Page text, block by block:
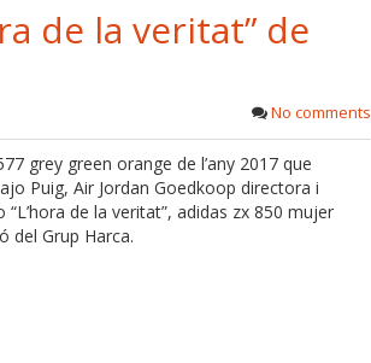
de la veritat” de
No comments
grey green orange de l’any 2017 que
Puig, Air Jordan Goedkoop directora i
de la veritat”, adidas zx 850 mujer
del Grup Harca.